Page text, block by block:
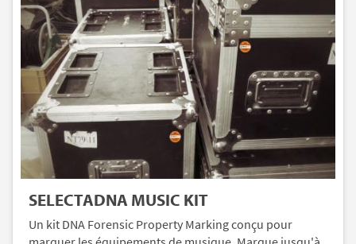
SELECTADNA MUSIC KIT
Un kit DNA Forensic Property Marking conçu pour